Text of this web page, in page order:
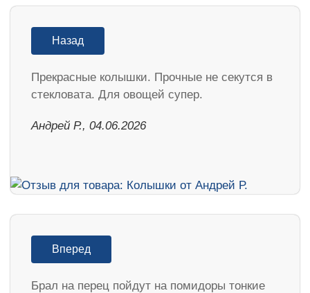
Назад
Прекрасные колышки. Прочные не секутся в
стекловата. Для овощей супер.
Андрей Р., 04.06.2026
Вперед
Брал на перец пойдут на помидоры тонкие